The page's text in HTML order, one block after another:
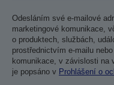
Odesláním své e-mailové
marketingové komunikace,
o produktech, službách,
prostřednictvím e-mailu
komunikace, v závislosti na
je popsáno v Prohlášení o